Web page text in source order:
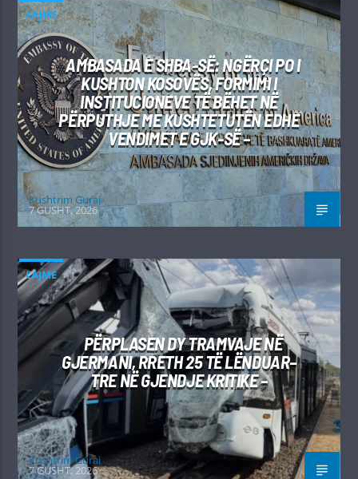
LAJME
AMBASADA E SHBA-SË: NGËRÇI PO I
KUSHTON KOSOVËS, FORMIMI I
INSTITUCIONEVE TË BËHET NË
PËRPUTHJE ME KUSHTETUTËN EDHE
VENDIMET E GJK-SË –
Kushtrim Guraj
7 GUSHT, 2026
LAJME
PËRPLASEN DY TRAMVAJE NË
GJERMANI, RRETH 25 TË LËNDUAR–
TRE NË GJENDJE KRITIKE –
Kushtrim Guraj
7 GUSHT, 2026